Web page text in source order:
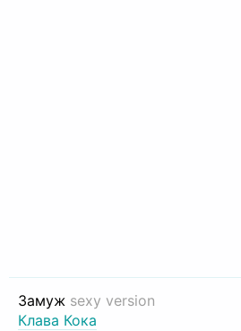
Замуж sexy version
Клава Кока